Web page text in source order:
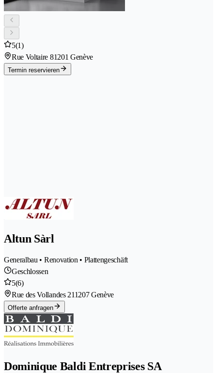
5(1)
Rue Voltaire 81201 Genève
Termin reservieren
Altun Sàrl
Generalbau • Renovation • Plattengeschäft
Geschlossen
5(6)
Rue des Vollandes 211207 Genève
Offerte anfragen
Dominique Baldi Entreprises SA